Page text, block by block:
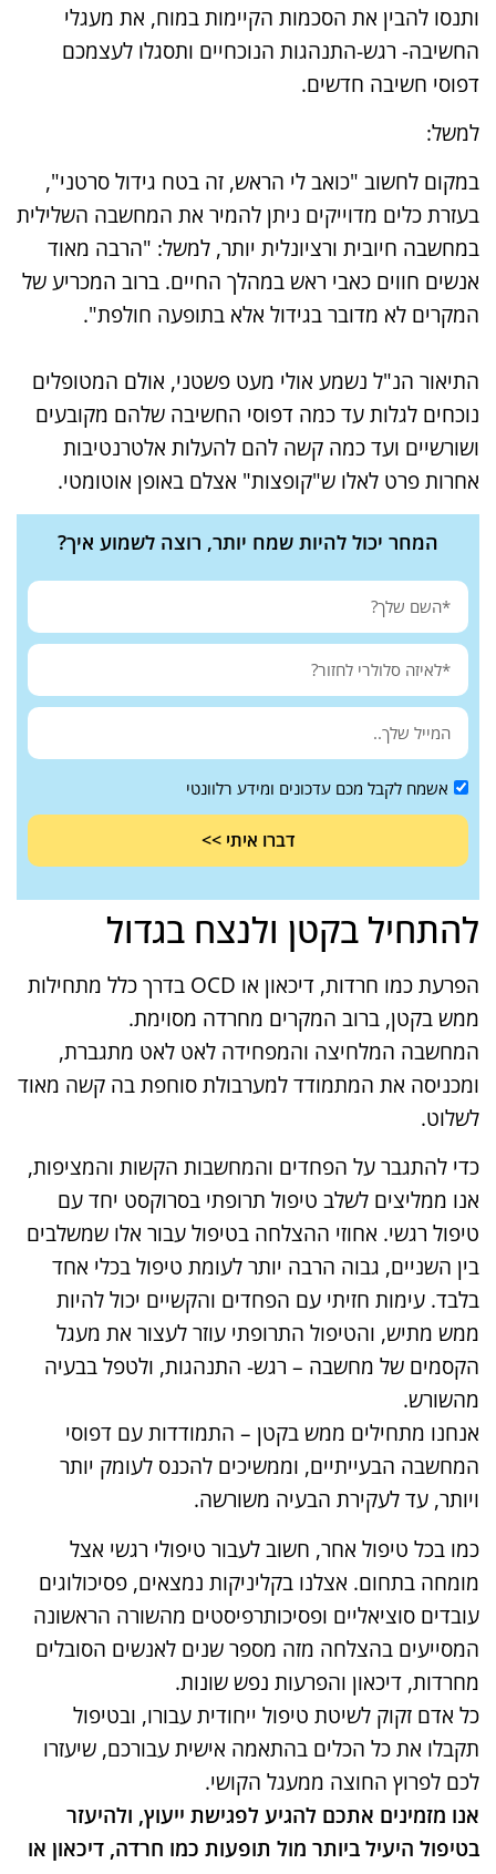
ותנסו להבין את הסכמות הקיימות במוח, את מעגלי
החשיבה- רגש-התנהגות הנוכחיים ותסגלו לעצמכם
דפוסי חשיבה חדשים.
למשל:
במקום לחשוב "כואב לי הראש, זה בטח גידול סרטני",
בעזרת כלים מדוייקים ניתן להמיר את המחשבה השלילית
במחשבה חיובית ורציונלית יותר, למשל: "הרבה מאוד
אנשים חווים כאבי ראש במהלך החיים. ברוב המכריע של
המקרים לא מדובר בגידול אלא בתופעה חולפת".
התיאור הנ"ל נשמע אולי מעט פשטני, אולם המטופלים
נוכחים לגלות עד כמה דפוסי החשיבה שלהם מקובעים
ושורשיים ועד כמה קשה להם להעלות אלטרנטיבות
אחרות פרט לאלו ש"קופצות" אצלם באופן אוטומטי.
המחר יכול להיות שמח יותר, רוצה לשמוע איך?
אשמח לקבל מכם עדכונים ומידע רלוונטי
דברו איתי >>
להתחיל בקטן ולנצח בגדול
הפרעת כמו חרדות, דיכאון או OCD בדרך כלל מתחילות
ממש בקטן, ברוב המקרים מחרדה מסוימת.
המחשבה המלחיצה והמפחידה לאט לאט מתגברת,
ומכניסה את המתמודד למערבולת סוחפת בה קשה מאוד
לשלוט.
כדי להתגבר על הפחדים והמחשבות הקשות והמציפות,
אנו ממליצים לשלב טיפול תרופתי בסרוקסט יחד עם
טיפול רגשי. אחוזי ההצלחה בטיפול עבור אלו שמשלבים
בין השניים, גבוה הרבה יותר לעומת טיפול בכלי אחד
בלבד. עימות חזיתי עם הפחדים והקשיים יכול להיות
ממש מתיש, והטיפול התרופתי עוזר לעצור את מעגל
הקסמים של מחשבה – רגש- התנהגות, ולטפל בבעיה
מהשורש.
אנחנו מתחילים ממש בקטן – התמודדות עם דפוסי
המחשבה הבעייתיים, וממשיכים להכנס לעומק יותר
ויותר, עד לעקירת הבעיה משורשה.
כמו בכל טיפול אחר, חשוב לעבור טיפולי רגשי אצל
מומחה בתחום. אצלנו בקליניקות נמצאים, פסיכולוגים
עובדים סוציאליים ופסיכותרפיסטים מהשורה הראשונה
המסייעים בהצלחה מזה מספר שנים לאנשים הסובלים
מחרדות, דיכאון והפרעות נפש שונות.
כל אדם זקוק לשיטת טיפול ייחודית עבורו, ובטיפול
תקבלו את כל הכלים בהתאמה אישית עבורכם, שיעזרו
לכם לפרוץ החוצה ממעגל הקושי.
אנו מזמינים אתכם להגיע לפגישת ייעוץ, ולהיעזר
בטיפול היעיל ביותר מול תופעות כמו חרדה, דיכאון או